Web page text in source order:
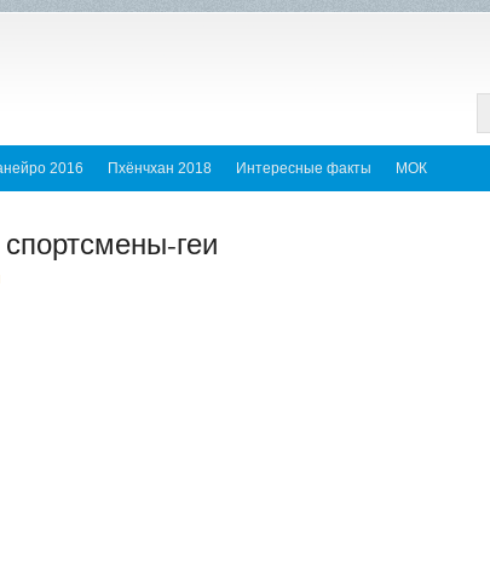
2016 Пхёнчхан 2018 Интересные факты МОК
геи